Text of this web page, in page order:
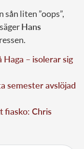
sån liten ”oops”,
Hans
– isolerar sig
semester avslöjad
fiasko: Chris